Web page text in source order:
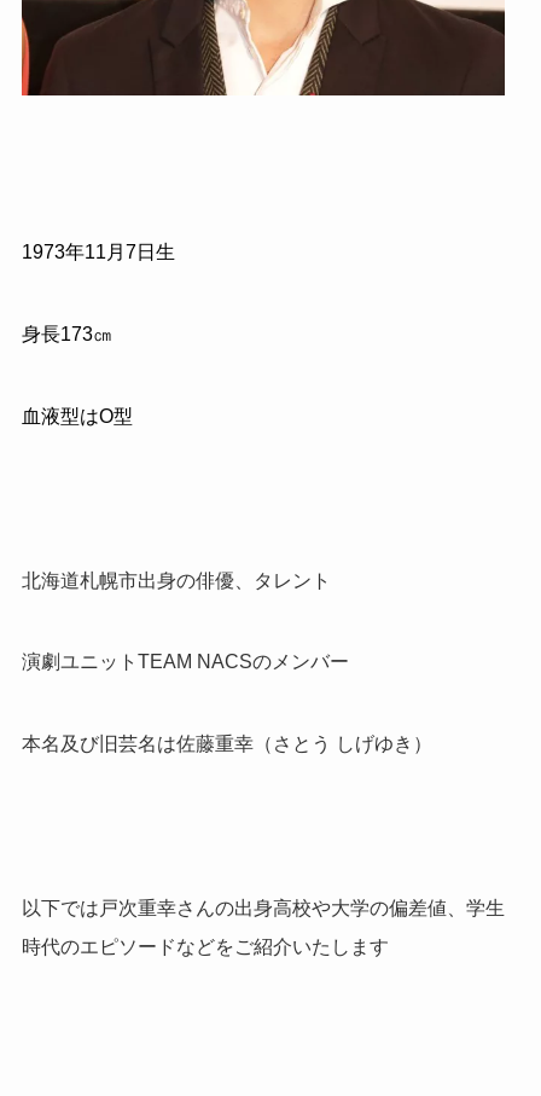
1973年11 月 7日生
身長173㎝
血液型はO型
北海道札幌市出身の俳優、タレント
演劇ユニット TEAM NACSのメンバー
本名及び旧芸名は佐藤重幸（さとう しげゆき）
以下では戸次重幸さんの出身高校や大学の偏差値、学生
時代のエピソードなどをご紹介いたします